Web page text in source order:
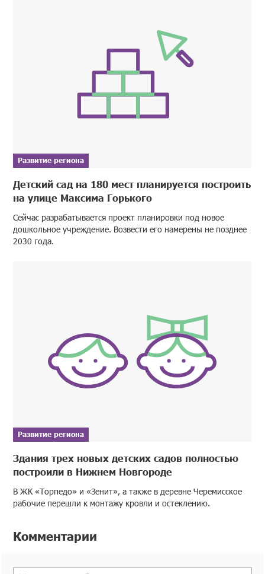
Развитие региона
Детский сад на 180 мест планируется построить
на улице Максима Горького
Сейчас разрабатывается проект планировки под новое
дошкольное учреждение. Возвести его намерены не позднее
2030 года.
Развитие региона
Здания трех новых детских садов полностью
построили в Нижнем Новгороде
В ЖК «Торпедо» и «Зенит», а также в деревне Черемисское
рабочие перешли к монтажу кровли и остеклению.
Комментарии